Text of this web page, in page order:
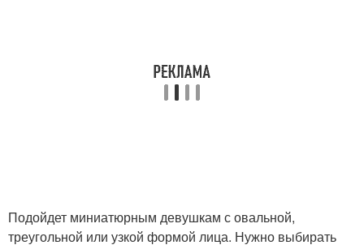
Подойдет миниатюрным девушкам с овальной,
треугольной или узкой формой лица. Нужно выбирать